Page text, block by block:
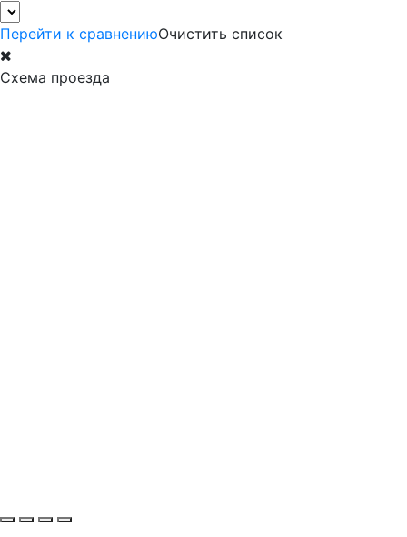
Перейти к сравнениюОчистить список
Схема проезда